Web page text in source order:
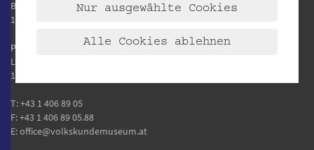
Baumgartner Höhe 1
1140 Wien
Postanschrift:
Laudongasse 15-19
1080 Wien
T:+43 1 406 89 05
F: +43 1 406 89 05.88
E:office@volkskundemuseum.at
Nur ausgewählte Cookies
Alle Cookies ablehnen